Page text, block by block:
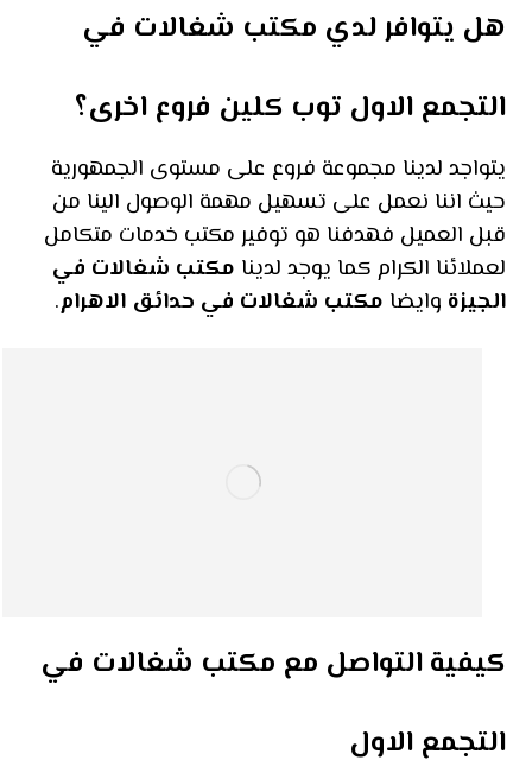
هل يتوافر لدي مكتب شغالات في
التجمع الاول توب كلين فروع اخرى؟
يتواجد لدينا مجموعة فروع على مستوى الجمهورية
حيث اننا نعمل على تسهيل مهمة الوصول الينا من
قبل العميل فهدفنا هو توفير مكتب خدمات متكامل
لعملائنا الكرام كما يوجد لدينا مكتب شغالات في
الجيزة وايضا مكتب شغالات في حدائق الاهرام.
كيفية التواصل مع مكتب شغالات في
التجمع الاول